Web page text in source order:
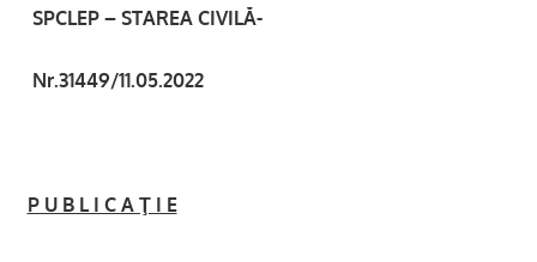
SPCLEP – STAREA CIVILĂ-
Nr.31449/11.05.2022
P U B L I C A Ţ I E